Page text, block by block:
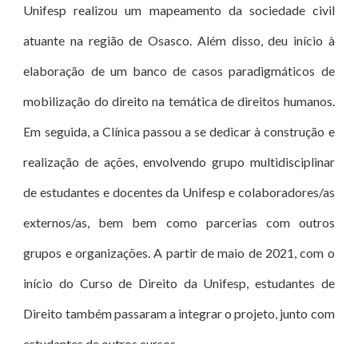
Unifesp realizou um mapeamento da sociedade civil
atuante na região de Osasco. Além disso, deu início à
elaboração de um banco de casos paradigmáticos de
mobilização do direito na temática de direitos humanos.
Em seguida, a Clínica passou a se dedicar à construção e
realização de ações, envolvendo grupo multidisciplinar
de estudantes e docentes da Unifesp e colaboradores/as
externos/as, bem bem como parcerias com outros
grupos e organizações. A partir de maio de 2021, com o
início do Curso de Direito da Unifesp, estudantes de
Direito também passaram a integrar o projeto, junto com